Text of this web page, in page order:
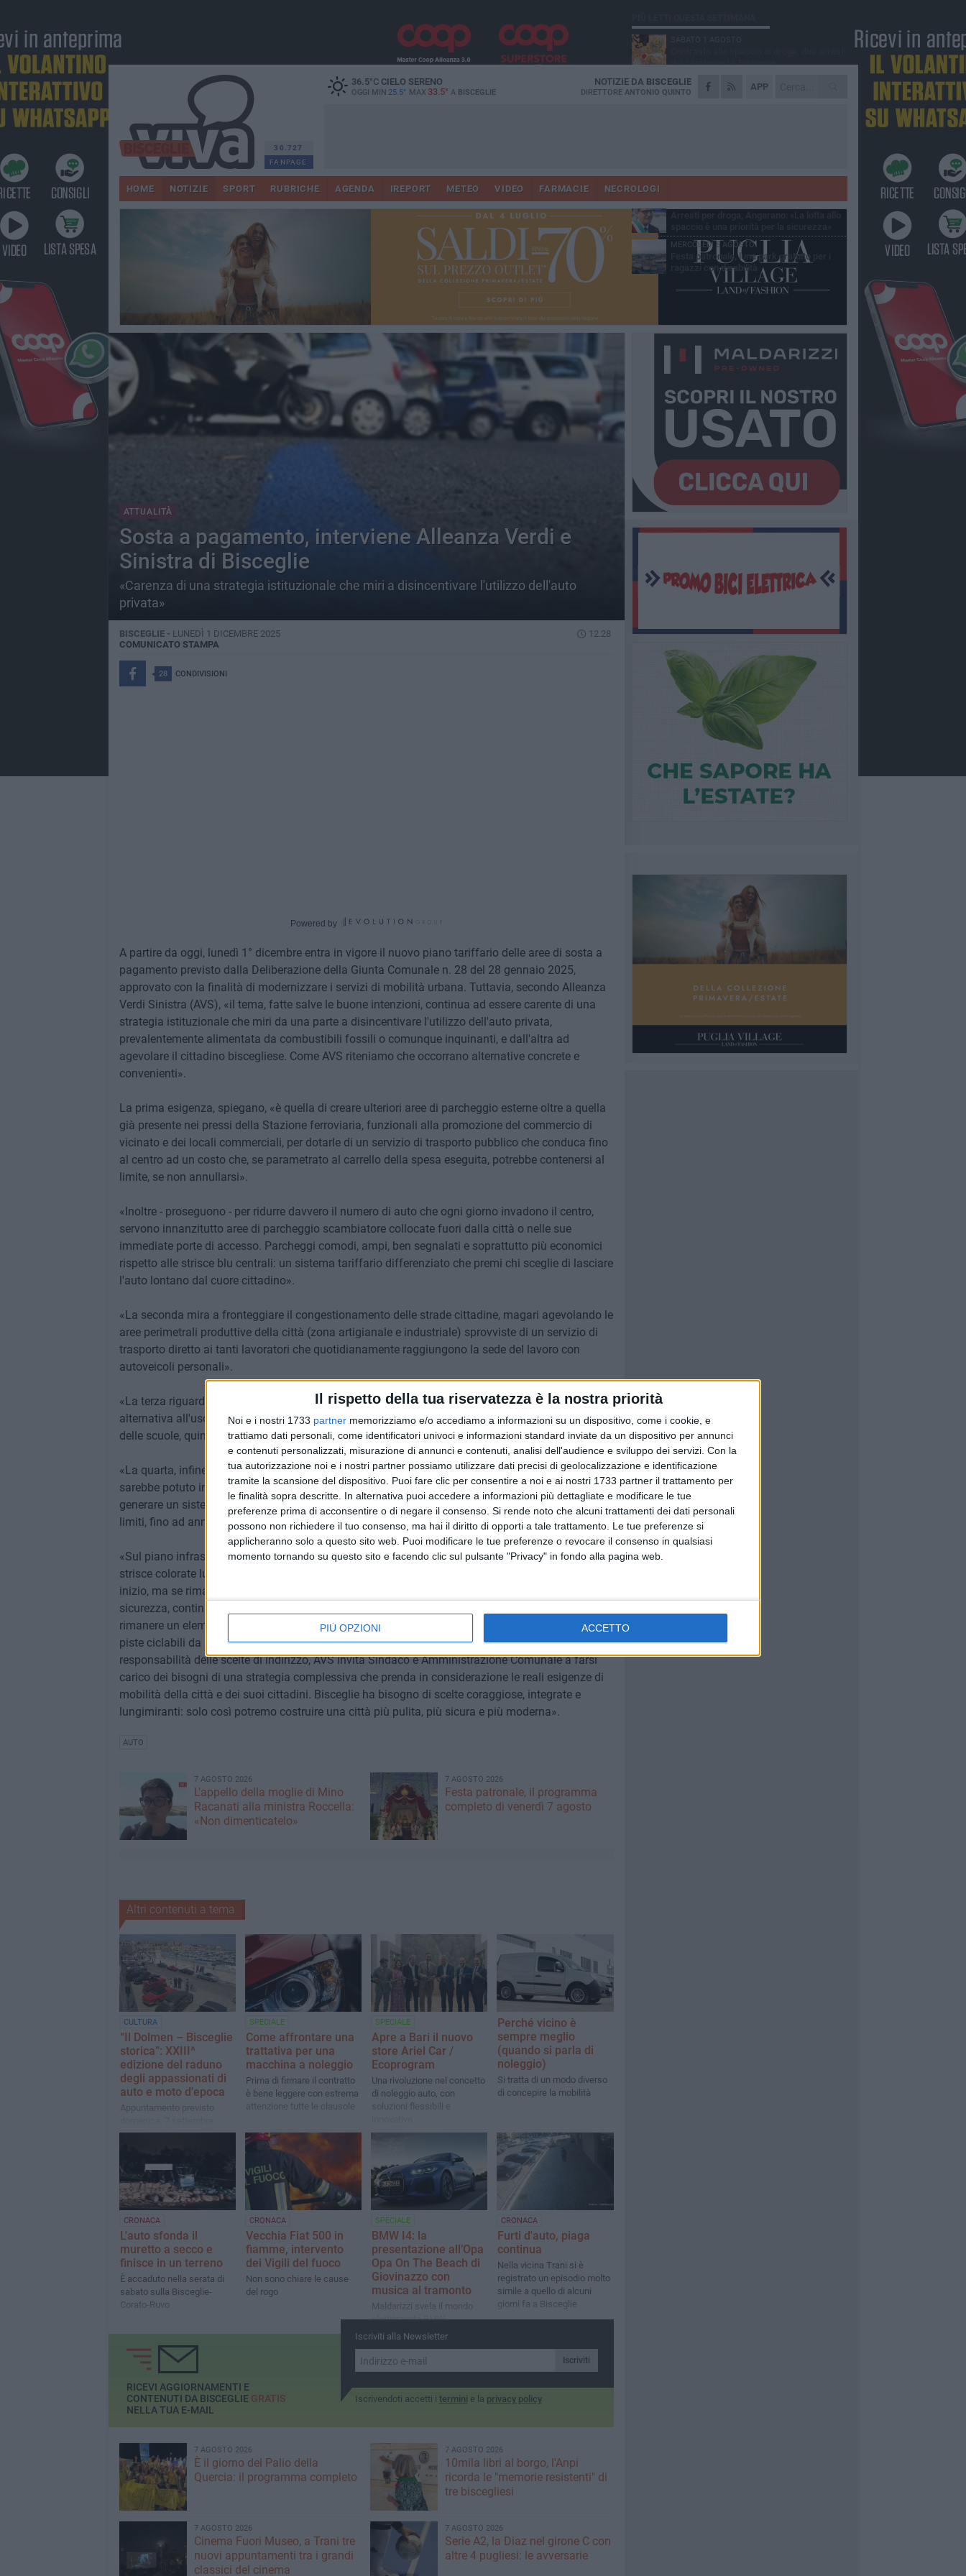
Il rispetto della tua riservatezza è la nostra priorità
Noi e i nostri 1733 partner memorizziamo e/o accediamo a informazioni su un dispositivo, come i cookie, e
trattiamo dati personali, come identificatori univoci e informazioni standard inviate da un dispositivo per annunci
e contenuti personalizzati, misurazione di annunci e contenuti, analisi dell'audience e sviluppo dei servizi. Con la
tua autorizzazione noi e i nostri partner possiamo utilizzare dati precisi di geolocalizzazione e identificazione
tramite la scansione del dispositivo. Puoi fare clic per consentire a noi e ai nostri 1733 partner il trattamento per
le finalità sopra descritte. In alternativa puoi accedere a informazioni più dettagliate e modificare le tue
preferenze prima di acconsentire o di negare il consenso. Si rende noto che alcuni trattamenti dei dati personali
possono non richiedere il tuo consenso, ma hai il diritto di opporti a tale trattamento. Le tue preferenze si
applicheranno solo a questo sito web. Puoi modificare le tue preferenze o revocare il consenso in qualsiasi
momento tornando su questo sito e facendo clic sul pulsante "Privacy" in fondo alla pagina web.
PIÙ OPZIONI ACCETTO
30.727
FANPAGE
36.5°CCIELO SERENO
OGGI MIN 25.5° MAX 33.5° A BISCEGLIE
APP
NOTIZIE DA BISCEGLIE
DIRETTORE ANTONIO QUINTO
HOME NOTIZIE SPORT RUBRICHE AGENDA IREPORT METEO VIDEO FARMACIE NECROLOGI
ATTUALITÀ
Sosta a pagamento, interviene Alleanza Verdi e
Sinistra di Bisceglie
«Carenza di una strategia istituzionale che miri a disincentivare l'utilizzo dell'auto
privata»
BISCEGLIE - LUNEDÌ 1 DICEMBRE 2025
12.28
COMUNICATO STAMPA
28 CONDIVISIONI
Powered by
A partire da oggi, lunedì 1° dicembre entra in vigore il nuovo piano tariffario delle aree di sosta a
pagamento previsto dalla Deliberazione della Giunta Comunale n. 28 del 28 gennaio 2025,
approvato con la finalità di modernizzare i servizi di mobilità urbana. Tuttavia, secondo Alleanza
Verdi Sinistra (AVS), «il tema, fatte salve le buone intenzioni, continua ad essere carente di una
strategia istituzionale che miri da una parte a disincentivare l'utilizzo dell'auto privata,
prevalentemente alimentata da combustibili fossili o comunque inquinanti, e dall'altra ad
agevolare il cittadino biscegliese. Come AVS riteniamo che occorrano alternative concrete e
convenienti».
La prima esigenza, spiegano, «è quella di creare ulteriori aree di parcheggio esterne oltre a quella
già presente nei pressi della Stazione ferroviaria, funzionali alla promozione del commercio di
vicinato e dei locali commerciali, per dotarle di un servizio di trasporto pubblico che conduca fino
al centro ad un costo che, se parametrato al carrello della spesa eseguita, potrebbe contenersi al
limite, se non annullarsi».
«Inoltre - proseguono - per ridurre davvero il numero di auto che ogni giorno invadono il centro,
servono innanzitutto aree di parcheggio scambiatore collocate fuori dalla città o nelle sue
immediate porte di accesso. Parcheggi comodi, ampi, ben segnalati e soprattutto più economici
rispetto alle strisce blu centrali: un sistema tariffario differenziato che premi chi sceglie di lasciare
l'auto lontano dal cuore cittadino».
«La seconda mira a fronteggiare il congestionamento delle strade cittadine, magari agevolando le
aree perimetrali produttive della città (zona artigianale e industriale) sprovviste di un servizio di
trasporto diretto ai tanti lavoratori che quotidianamente raggiungono la sede del lavoro con
autoveicoli personali».
«La terza riguarda la reiterata assenza di misure dirette a promuovere la mobilità sostenibile,
alternativa all'uso degli autoveicoli in città che avrebbero potuto coinvolgere i Mobility Manager
delle scuole, quindi bicibus e piedibus».
«La quarta, infine, attiene al fatto che con un previsionale di cassa di oltre 700mila euro, si
sarebbe potuto intervenire in favore dei cittadini biscegliesi, soprattutto nel periodo estivo, per
generare un sistema virtuoso di ristori da concordare con la Confcommercio e Confesercenti che
limiti, fino ad annullarlo, il costo orario delle strisce blu».
«Sul piano infrastrutturale - concludono - le piste ciclabili non possono essere ridotte a semplici
strisce colorate lungo la carreggiata. La recente pista ciclabile di Via della Repubblica è solo un
inizio, ma se rimane limitata ad un tratto stradale senza una progettazione coerente, che integri
sicurezza, continuità dei percorsi e connessione con le principali aree della città, rischia di
rimanere un elemento isolato e poco funzionale, generando solo frustrazione e contrarietà alle
piste ciclabili da parte del cittadino Nella certezza che l'esercizio della politica è per prima cosa
responsabilità delle scelte di indirizzo, AVS invita Sindaco e Amministrazione Comunale a farsi
carico dei bisogni di una strategia complessiva che prenda in considerazione le reali esigenze di
mobilità della città e dei suoi cittadini. Bisceglie ha bisogno di scelte coraggiose, integrate e
lungimiranti: solo così potremo costruire una città più pulita, più sicura e più moderna».
AUTO
7 AGOSTO 2026
L'appello della moglie di Mino
Racanati alla ministra Roccella:
«Non dimenticatelo»
7 AGOSTO 2026
Festa patronale, il programma
completo di venerdì 7 agosto
Altri contenuti a tema
CULTURA
“Il Dolmen – Bisceglie
storica”: XXIII^
edizione del raduno
degli appassionati di
auto e moto d'epoca
Appuntamento previsto
SPECIALE
Come affrontare una
trattativa per una
macchina a noleggio
Prima di firmare il contratto
è bene leggere con estrema
attenzione tutte le clausole
SPECIALE
Apre a Bari il nuovo
store Ariel Car /
Ecoprogram
Una rivoluzione nel concetto
di noleggio auto, con
soluzioni flessibili e
Perché vicino è
sempre meglio
(quando si parla di
noleggio)
Si tratta di un modo diverso
di concepire la mobilità
CRONACA
L'auto sfonda il
muretto a secco e
finisce in un terreno
È accaduto nella serata di
sabato sulla Bisceglie-
Corato-Ruvo
CRONACA
Vecchia Fiat 500 in
fiamme, intervento
dei Vigili del fuoco
Non sono chiare le cause
del rogo
SPECIALE
BMW I4: la
presentazione all’Opa
Opa On The Beach di
Giovinazzo con
musica al tramonto
Maldarizzi svela il mondo
elettrizzante BMW
nell’evento in collaborazione
CRONACA
Furti d'auto, piaga
continua
Nella vicina Trani si è
registrato un episodio molto
simile a quello di alcuni
giorni fa a Bisceglie
Iscriviti alla Newsletter
Iscriviti
Iscrivendoti accetti i termini e la privacy policy
RICEVI AGGIORNAMENTI E
CONTENUTI DA BISCEGLIE GRATIS
NELLA TUA E-MAIL
7 AGOSTO 2026
È il giorno del Palio della
Quercia: il programma completo
7 AGOSTO 2026
10mila libri al borgo, l'Anpi
ricorda le "memorie resistenti" di
tre biscegliesi
7 AGOSTO 2026
Cinema Fuori Museo, a Trani tre
nuovi appuntamenti tra i grandi
classici del cinema
7 AGOSTO 2026
Serie A2, la Diaz nel girone C con
altre 4 pugliesi: le avversarie
dei carabinieri a Bisceglie
MARTEDÌ 4 AGOSTO
Emergenza caldo, il Comune di Bisceglie
Due auto incendiate nella notte in via Dieta
SABATO 1 AGOSTO
MERCOLEDÌ 5 AGOSTO
Festa patronale, luna park gratuito per i
ragazzi con disabilità